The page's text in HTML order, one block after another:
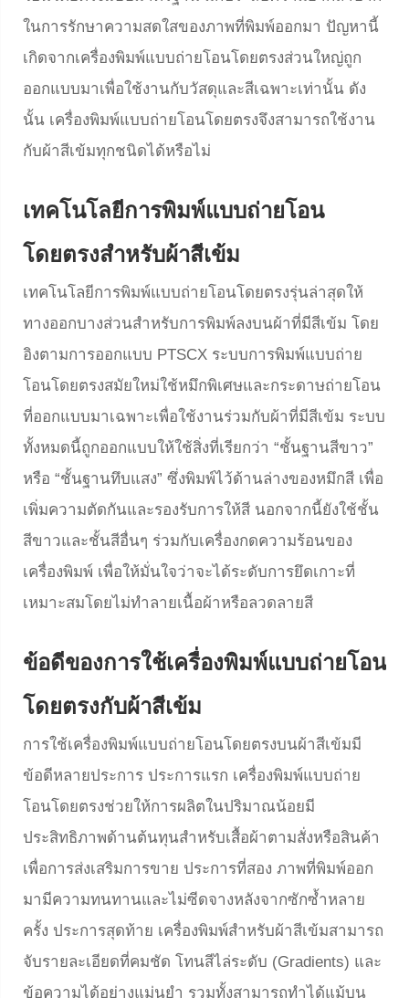
ในการรักษาความสดใสของภาพที่พิมพ์ออกมา ปัญหานี้
เกิดจากเครื่องพิมพ์แบบถ่ายโอนโดยตรงส่วนใหญ่ถูก
ออกแบบมาเพื่อใช้งานกับวัสดุและสีเฉพาะเท่านั้น ดัง
นั้น เครื่องพิมพ์แบบถ่ายโอนโดยตรงจึงสามารถใช้งาน
กับผ้าสีเข้มทุกชนิดได้หรือไม่
เทคโนโลยีการพิมพ์แบบถ่ายโอน
โดยตรงสำหรับผ้าสีเข้ม
เทคโนโลยีการพิมพ์แบบถ่ายโอนโดยตรงรุ่นล่าสุดให้
ทางออกบางส่วนสำหรับการพิมพ์ลงบนผ้าที่มีสีเข้ม โดย
อิงตามการออกแบบ PTSCX ระบบการพิมพ์แบบถ่าย
โอนโดยตรงสมัยใหม่ใช้หมึกพิเศษและกระดาษถ่ายโอน
ที่ออกแบบมาเฉพาะเพื่อใช้งานร่วมกับผ้าที่มีสีเข้ม ระบบ
ทั้งหมดนี้ถูกออกแบบให้ใช้สิ่งที่เรียกว่า “ชั้นฐานสีขาว”
หรือ “ชั้นฐานทึบแสง” ซึ่งพิมพ์ไว้ด้านล่างของหมึกสี เพื่อ
เพิ่มความตัดกันและรองรับการให้สี นอกจากนี้ยังใช้ชั้น
สีขาวและชั้นสีอื่นๆ ร่วมกับเครื่องกดความร้อนของ
เครื่องพิมพ์ เพื่อให้มั่นใจว่าจะได้ระดับการยึดเกาะที่
เหมาะสมโดยไม่ทำลายเนื้อผ้าหรือลวดลายสี
ข้อดีของการใช้เครื่องพิมพ์แบบถ่ายโอน
โดยตรงกับผ้าสีเข้ม
การใช้เครื่องพิมพ์แบบถ่ายโอนโดยตรงบนผ้าสีเข้มมี
ข้อดีหลายประการ ประการแรก เครื่องพิมพ์แบบถ่าย
โอนโดยตรงช่วยให้การผลิตในปริมาณน้อยมี
ประสิทธิภาพด้านต้นทุนสำหรับเสื้อผ้าตามสั่งหรือสินค้า
เพื่อการส่งเสริมการขาย ประการที่สอง ภาพที่พิมพ์ออก
มามีความทนทานและไม่ซีดจางหลังจากซักซ้ำหลาย
ครั้ง ประการสุดท้าย เครื่องพิมพ์สำหรับผ้าสีเข้มสามารถ
จับรายละเอียดที่คมชัด โทนสีไล่ระดับ (Gradients) และ
ข้อความได้อย่างแม่นยำ รวมทั้งสามารถทำได้แม้บน